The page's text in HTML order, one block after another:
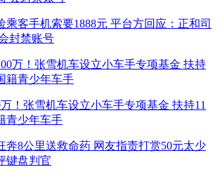
乘客手机索要1888元 平台方回应：正和司
封禁账号
！张雪机车设立小车手专项基金 扶持11
青少年车手